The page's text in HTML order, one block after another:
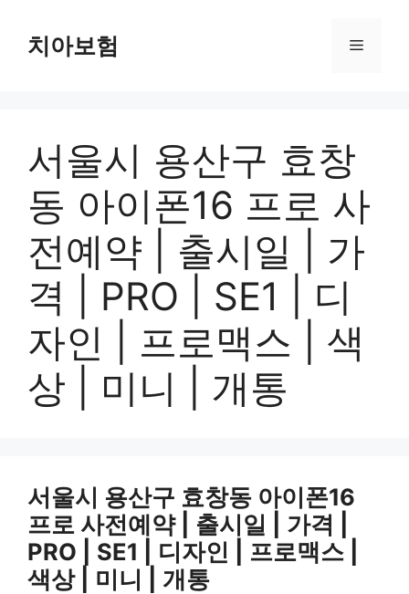
content치아보험 Menu
서울시 용산구 효창
동 아이폰16 프로 사
전예약 | 출시일 | 가
격 | PRO | SE1 | 디
자인 | 프로맥스 | 색
상 | 미니 | 개통
서울시 용산구 효창동 아이폰16
프로 사전예약 | 출시일 | 가격 |
PRO | SE1 | 디자인 | 프로맥스 |
색상 | 미니 | 개통